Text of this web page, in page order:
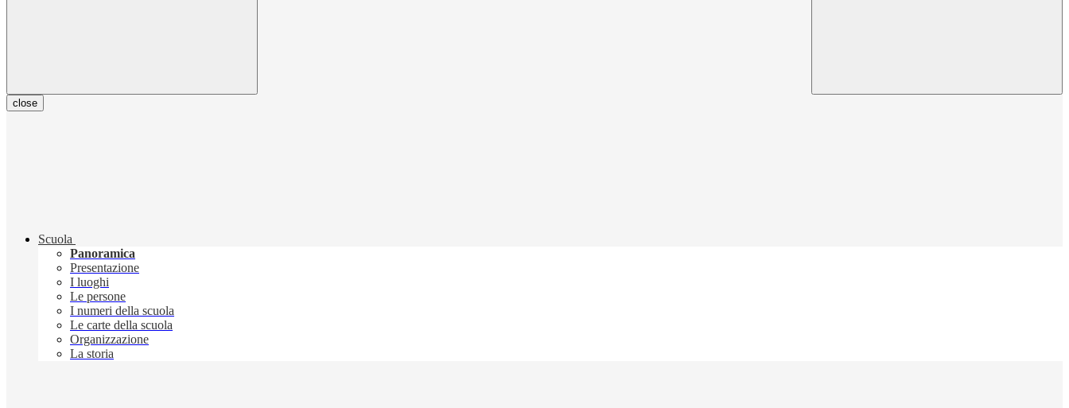
close
Scuola
Panoramica
Presentazione
I luoghi
Le persone
I numeri della scuola
Le carte della scuola
Organizzazione
La storia